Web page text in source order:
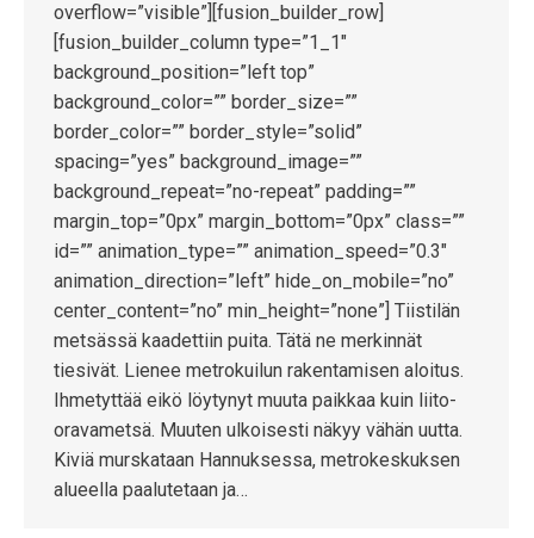
overflow=”visible”][fusion_builder_row]
[fusion_builder_column type=”1_1″
background_position=”left top”
background_color=”” border_size=””
border_color=”” border_style=”solid”
spacing=”yes” background_image=””
background_repeat=”no-repeat” padding=””
margin_top=”0px” margin_bottom=”0px” class=””
id=”” animation_type=”” animation_speed=”0.3″
animation_direction=”left” hide_on_mobile=”no”
center_content=”no” min_height=”none”] Tiistilän
metsässä kaadettiin puita. Tätä ne merkinnät
tiesivät. Lienee metrokuilun rakentamisen aloitus.
Ihmetyttää eikö löytynyt muuta paikkaa kuin liito-
oravametsä. Muuten ulkoisesti näkyy vähän uutta.
Kiviä murskataan Hannuksessa, metrokeskuksen
alueella paalutetaan ja…